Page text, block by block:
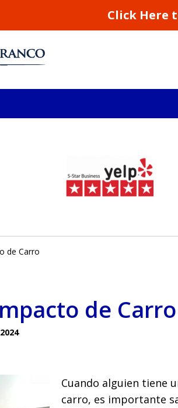
Click Here
área de San Francisco y
de Carro
de Carro
Cuando alguien tiene
carro, es importante